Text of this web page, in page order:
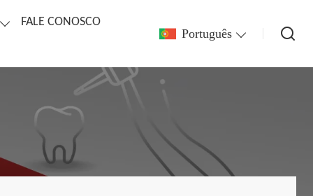
FALE CONOSCO
Português